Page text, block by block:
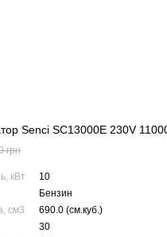
Senci SC13000E 230V
грн
кВт
10
Бензин
см3
690.0 (см.куб.)
30